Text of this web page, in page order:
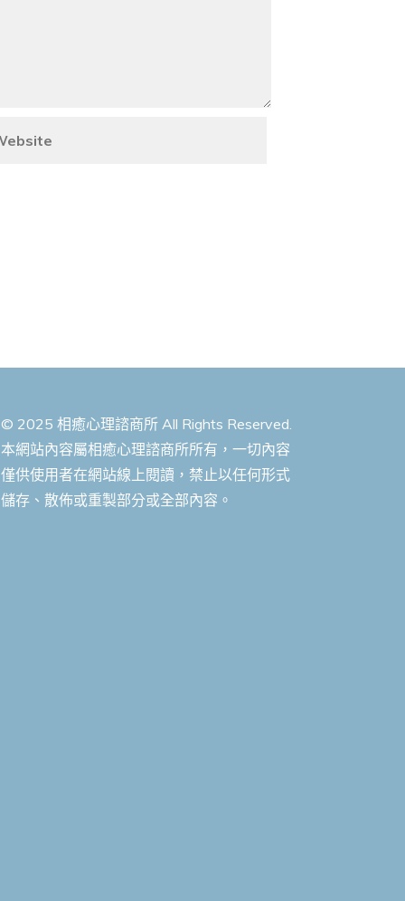
© 2025 相癒心理諮商所 All Rights Reserved.
本網站內容屬相癒心理諮商所所有，一切內容
僅供使用者在網站線上閱讀，禁止以任何形式
儲存、散佈或重製部分或全部內容。